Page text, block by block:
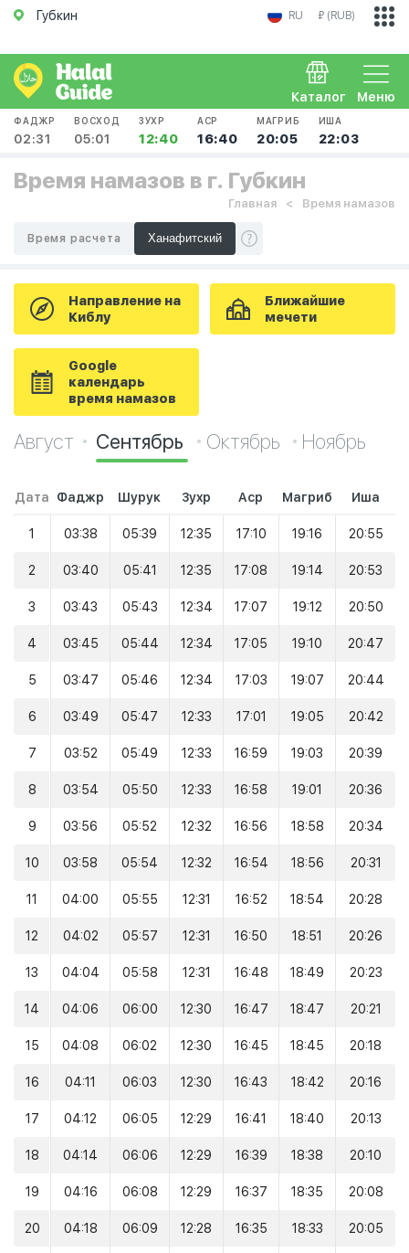
Губкин RU ₽ (RUB)
Меню
Каталог
ФАДЖР
02:31
ВОСХОД
05:01
ЗУХР
12:40
АСР
16:40
МАГРИБ
20:05
ИША
22:03
Время намазов в г. Губкин
Главная Время намазов
Время расчета
Направление на
Киблу
Ближайшие
мечети
Google
календарь
время намазов
Август Сентябрь Октябрь Ноябрь
Дата Фаджр Шурук Зухр Аср Магриб Иша
1 03:38 05:39 12:35 17:10 19:16 20:55
2 03:40 05:41 12:35 17:08 19:14 20:53
3 03:43 05:43 12:34 17:07 19:12 20:50
4 03:45 05:44 12:34 17:05 19:10 20:47
5 03:47 05:46 12:34 17:03 19:07 20:44
6 03:49 05:47 12:33 17:01 19:05 20:42
7 03:52 05:49 12:33 16:59 19:03 20:39
8 03:54 05:50 12:33 16:58 19:01 20:36
9 03:56 05:52 12:32 16:56 18:58 20:34
10 03:58 05:54 12:32 16:54 18:56 20:31
11 04:00 05:55 12:31 16:52 18:54 20:28
12 04:02 05:57 12:31 16:50 18:51 20:26
13 04:04 05:58 12:31 16:48 18:49 20:23
14 04:06 06:00 12:30 16:47 18:47 20:21
15 04:08 06:02 12:30 16:45 18:45 20:18
16 04:11 06:03 12:30 16:43 18:42 20:16
17 04:12 06:05 12:29 16:41 18:40 20:13
18 04:14 06:06 12:29 16:39 18:38 20:10
19 04:16 06:08 12:29 16:37 18:35 20:08
20 04:18 06:09 12:28 16:35 18:33 20:05